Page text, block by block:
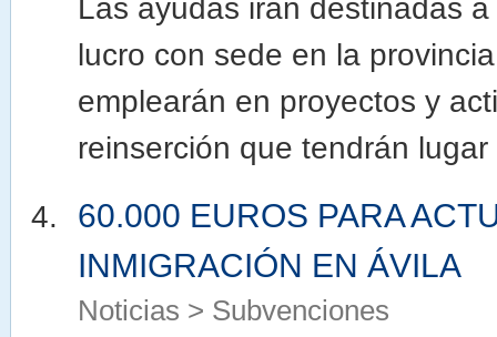
Las ayudas irán destinadas
lucro con sede en la
emplearán en proyectos y
reinserción que tendrán lugar
60.000 EUROS PARA
INMIGRACIÓN EN ÁVILA
Noticias > Subvenciones